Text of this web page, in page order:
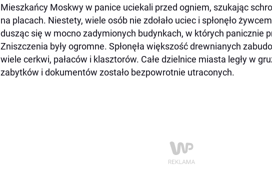
Mieszkańcy Moskwy w panice uciekali przed ogniem, szukając
na placach. Niestety, wiele osób nie zdołało uciec i spłonęło
dusząc się w mocno zadymionych budynkach, w których panicznie
Zniszczenia były ogromne. Spłonęła większość drewnianych
wiele cerkwi, pałaców i klasztorów. Całe dzielnice miasta legły w
zabytków i dokumentów zostało bezpowrotnie utraconych.